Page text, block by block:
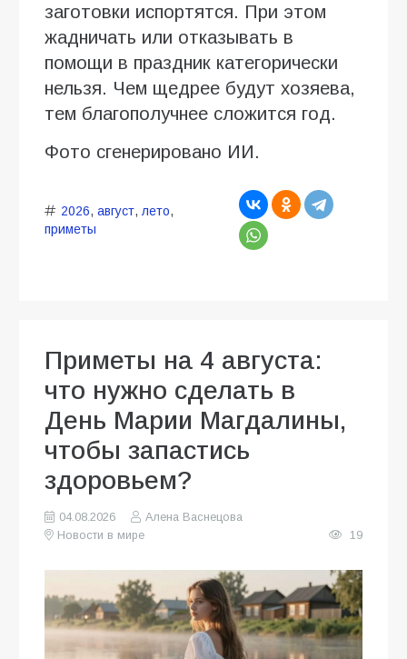
заготовки испортятся. При этом
жадничать или отказывать в
помощи в праздник категорически
нельзя. Чем щедрее будут хозяева,
тем благополучнее сложится год.
Фото сгенерировано ИИ.
2026, август, лето,
приметы
Приметы на 4 августа:
что нужно сделать в
День Марии Магдалины,
чтобы запастись
здоровьем?
04.08.2026
Алена Васнецова
Новости в мире
19